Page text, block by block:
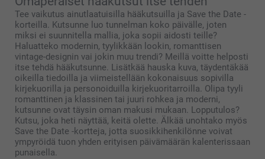
Tee vaikutus ainutlaatuisilla hääkutsuilla ja Save the Date -
korteilla. Kutsunne luo tunnelman koko päivälle, joten
miksi ei suunnitella mallia, joka sopii aidosti teille?
Haluatteko modernin, tyylikkään lookin, romanttisen
vintage-designin vai jokin muu trendi? Meillä voitte helposti
itse tehdä hääkutsunne. Lisätkää hauska kuva, täydentäkää
oikeilla tiedoilla ja viimeistellään kokonaisuus sopivilla
kirjekuorilla ja personoiduilla kirjekuoritarroilla. Olipa tyyli
romanttinen ja klassinen tai juuri rohkea ja moderni,
kutsunne ovat täysin oman makusi mukaan. Lopputulos?
Kutsu, joka heti näyttää, keitä olette. Älkää unohtako myös
Save the Date -kortteja, jotta suosikkihenkilönne voivat
ympyröidä tuon yhden erityisen päivämäärän kalenterissaan
punaisella.